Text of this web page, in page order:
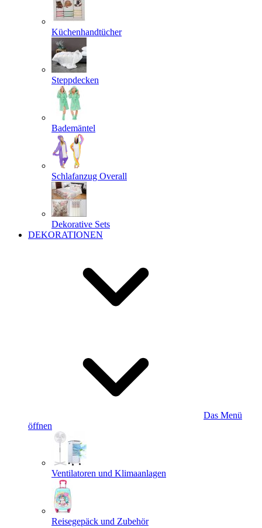
Küchenhandtücher
Steppdecken
Bademäntel
Schlafanzug Overall
Dekorative Sets
DEKORATIONEN
Das Menü
öffnen
Ventilatoren und Klimaanlagen
Reisegepäck und Zubehör